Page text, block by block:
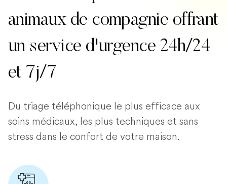
animaux de compagnie offrant
un service d'urgence 24h/24
et 7j/7
Du triage téléphonique le plus efficace aux
soins médicaux, les plus techniques et sans
stress dans le confort de votre maison.